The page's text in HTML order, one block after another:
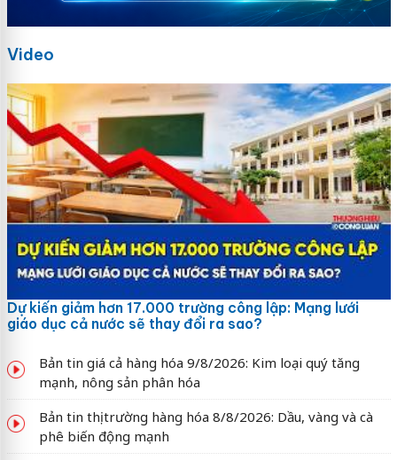
Video
Dự kiến giảm hơn 17.000 trường công lập: Mạng lưới
giáo dục cả nước sẽ thay đổi ra sao?
Bản tin giá cả hàng hóa 9/8/2026: Kim loại quý tăng
mạnh, nông sản phân hóa
Bản tin thị trường hàng hóa 8/8/2026: Dầu, vàng và cà
phê biến động mạnh